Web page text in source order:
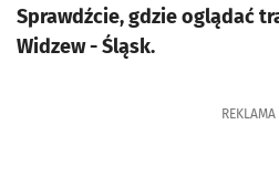
Sprawdźcie, gdzie oglądać
Widzew - Śląsk.
REKLAMA